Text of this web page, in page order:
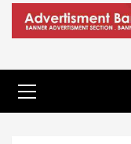
Menu